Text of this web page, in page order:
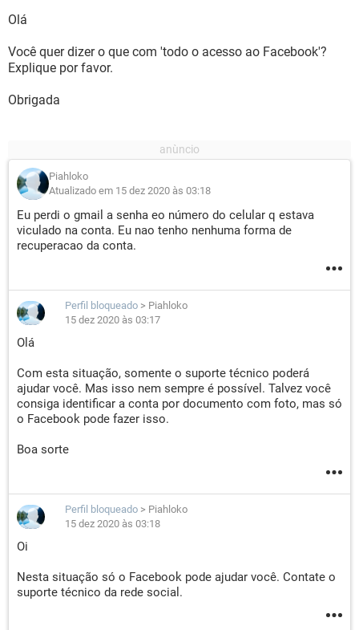
Olá
Você quer dizer o que com 'todo o acesso ao Facebook'?
Explique por favor.
Obrigada
Piahloko
Atualizado em 15 dez 2020 às 03:18
Eu perdi o gmail a senha eo número do celular q estava
viculado na conta. Eu nao tenho nenhuma forma de
recuperacao da conta.
Perfil bloqueado > Piahloko
15 dez 2020 às 03:17
Olá
Com esta situação, somente o suporte técnico poderá
ajudar você. Mas isso nem sempre é possível. Talvez você
consiga identificar a conta por documento com foto, mas só
o Facebook pode fazer isso.
Boa sorte
Perfil bloqueado > Piahloko
15 dez 2020 às 03:18
Oi
Nesta situação só o Facebook pode ajudar você. Contate o
suporte técnico da rede social.